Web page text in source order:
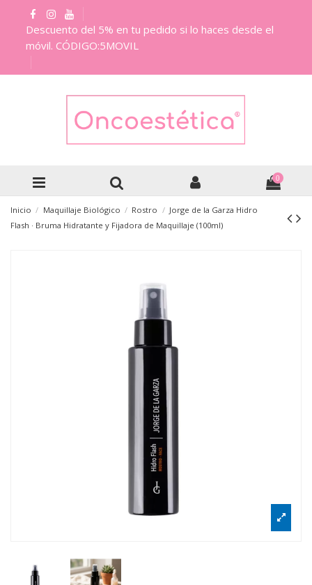
Descuento del 5% en tu pedido si lo haces desde el
móvil. CÓDIGO:5MOVIL
0
Inicio Maquillaje Biológico Rostro
Jorge de la Garza Hidro
Flash · Bruma Hidratante y Fijadora de Maquillaje (100ml)